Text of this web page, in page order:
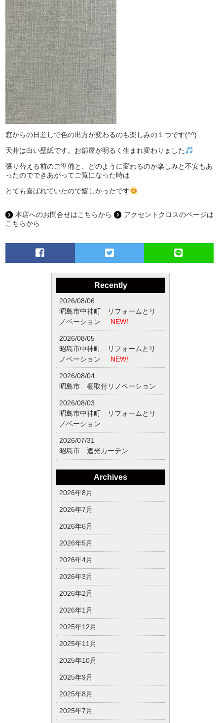
窓からの日差しで色の出方が変わるのも楽しみの１つです(^^)
天井は白い壁紙です。お部屋が明るく生まれ変わりました
張り替える前のご準備と、どのように変わるのか楽しみと不安もあ
ったのでできあがってご覧になった時は
とても喜ばれていたので嬉しかったです
本店へのお問合せはこちらから
アクセントクロスのページは
こちらから
Recently
2026/08/06
昭島市中神町 リフォームとリ
ノベーション
NEW!
2026/08/05
昭島市中神町 リフォームとリ
ノベーション
NEW!
2026/08/04
昭島市 棚取付リノベーション
2026/08/03
昭島市中神町 リフォームとリ
ノベーション
2026/07/31
昭島市 遮光カーテン
Archives
2026年8月
2026年7月
2026年6月
2026年5月
2026年4月
2026年3月
2026年2月
2026年1月
2025年12月
2025年11月
2025年10月
2025年9月
2025年8月
2025年7月